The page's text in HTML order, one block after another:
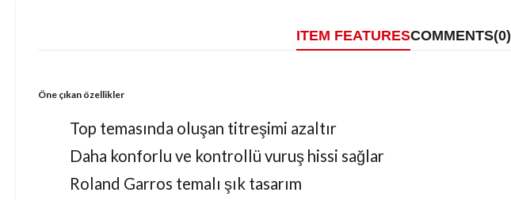
ITEM FEATURESCOMMENTS(0)
Öne çıkan özellikler
Top temasında oluşan titreşimi azaltır
Daha konforlu ve kontrollü vuruş hissi sağlar
Roland Garros temalı şık tasarım